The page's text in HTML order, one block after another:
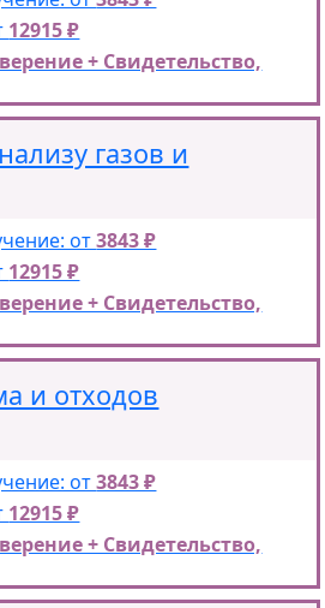
12915 ₽
+ Свидетельство,
газов и
от3843 ₽
12915 ₽
+ Свидетельство,
и отходов
от3843 ₽
12915 ₽
+ Свидетельство,